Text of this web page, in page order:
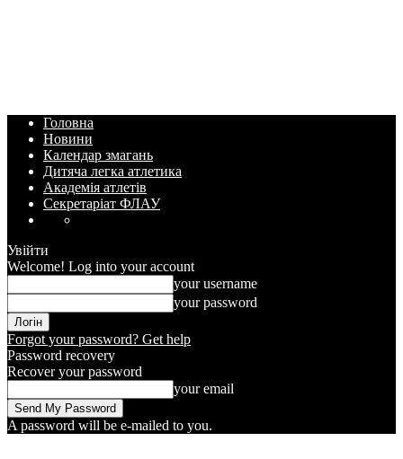
Головна
Новини
Календар змагань
Дитяча легка атлетика
Академія атлетів
Секретаріат ФЛАУ
Увійти
Welcome! Log into your account
your username
your password
Forgot your password? Get help
Password recovery
Recover your password
your email
A password will be e-mailed to you.